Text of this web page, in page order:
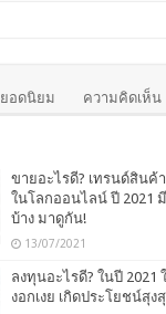
ยอดนิยม ความคิดเห็น
ขายอะไรดี? เทรนด์สินค้
ในโลกออนไลน์ ปี 2021
บ้าง มาดูกัน!
13/07/2021
ลงทุนอะไรดี? ในปี 2021
งอกเงย เกิดประโยชน์สุง